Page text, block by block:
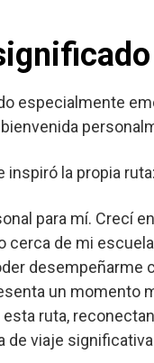
especialmente
la propia
para mí. Crecí
cerca de mi
un
ruta,
viaje significativa